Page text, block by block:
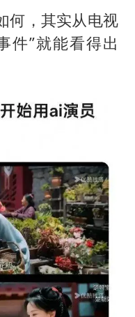
何，其实从电视
件”就能看得出